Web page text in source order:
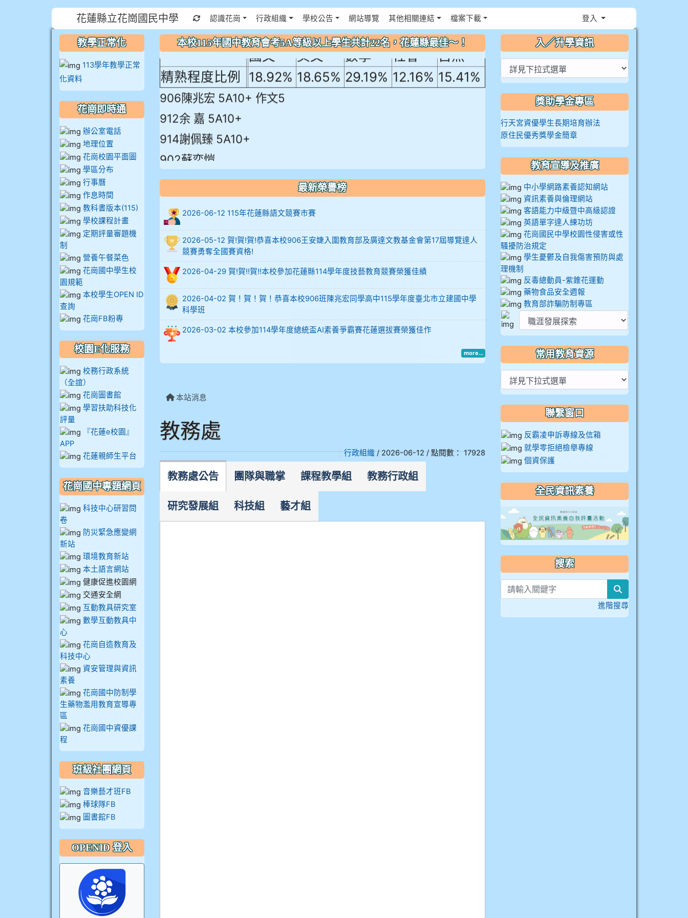
花蓮縣立花崗國民中學 重新取得佈景設定
認識花崗 行政組織 學校公告 網站導覽 其他相關連結 檔案下載 登入
本校115年國中教育會考5A等級以上學生共計22名，花蓮縣最佳～！
本校115年國中教育會考5A等級以上學生共計22名，花
蓮縣最佳～！
國文
英文 數學 社會
自然
精熟程度比例 18.92% 18.65% 29.19% 12.16% 15.41%
906陳兆宏 5A10+ 作文5
912余 嘉 5A10+
914謝佩臻 5A10+
902蘇奕愷
904彭子庭
905蔣昇和
905周沛蓉
905鄭瑀安
906江彥臻
907張晏寧
908彭主豪
909林柏翰
909林玉楓
910謝尚橙
910呂芃澔
910溫婕伶
911王祉傑
911張 婷
912彭子宸
914王苡澄
最新榮譽榜
2026-06-12 115年花蓮縣語文競賽市賽
2026-05-12 賀!賀!賀!恭喜本校906王安婕入圍教育部及廣達文教基金會第17屆導覽達人
競賽勇奪全國賽資格!
2026-04-29 賀!賀!!賀!!本校參加花蓮縣114學年度技藝教育競賽榮獲佳績
2026-04-02 賀！賀！賀！恭喜本校906班陳兆宏同學高中115學年度臺北市立建國中學
科學班
2026-03-02 本校參加114學年度總統盃AI素養爭霸賽花蓮選拔賽榮獲佳作
more...
本站消息
教務處
行政組織/ 2026-06-12 / 點閱數： 17928
教務處公告 團隊與職掌 課程教學組 教務行政組
研究發展組 科技組 藝才組
教學正常化
113學年教學正常
化資料
花崗即時通
辦公室電話
地理位置
花崗校園平面圖
學區分布
行事曆
作息時間
教科書版本(115)
學校課程計畫
定期評量審題機
制
營養午餐菜色
花崗國中學生校
園規範
本校學生OPEN ID
查詢
花崗FB粉專
校園E化服務
校務行政系統
（全誼）
花崗圖書館
學習扶助科技化
評量
『花蓮e校園』
APP
花蓮親師生平台
花崗國中專題網頁
科技中心研習問
卷
防災緊急應變網
新站
環境教育新站
本土語言網站
健康促進校園網
交通安全網
互動教具研究室
數學互動教具中
心
花崗自造教育及
科技中心
資安管理與資訊
素養
花崗國中防制學
生藥物濫用教育宣導專
區
花崗國中資優課
程
班級社團網頁
音樂藝才班FB
棒球隊FB
圖書館FB
OPENID 登入
入／升學資訊
獎助學金專區
行天宮資優學生長期培育辦法
原住民優秀獎學金簡章
教育宣導及推廣
中小學網路素養認知網站
資訊素養與倫理網站
客語能力中級暨中高級認證
英語單字達人練功坊
花崗國民中學校園性侵害或性
騷擾防治規定
學生憂鬱及自我傷害預防與處
理機制
反毒總動員-紫錐花運動
藥物食品安全週報
教育部詐騙防制專區
常用教育資源
聯繫窗口
反霸凌申訴專線及信箱
就學零拒絕檢舉專線
個資保護
全民資訊素養
搜索
進階搜尋